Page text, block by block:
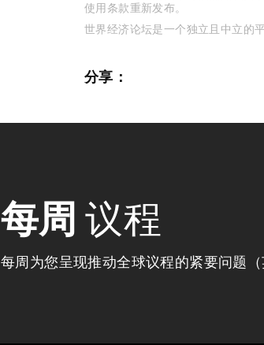
使用条款重新发布。
世界经济论坛是一个独立且中立的
分享：
每周 议程
每周为您呈现推动全球议程的紧要问题（